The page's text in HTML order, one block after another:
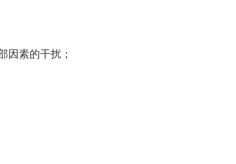
因素的干扰；